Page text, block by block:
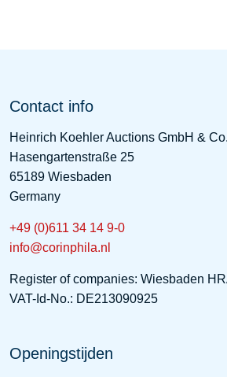
Contact info
Heinrich Koehler Auctions GmbH &
Hasengartenstraße 25
65189 Wiesbaden
Germany
+49 (0)611 34 14 9-0
info@corinphila.nl
Register of companies: Wiesbaden
VAT-Id-No.: DE213090925
Openingstijden